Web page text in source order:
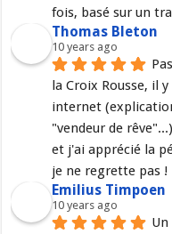
fois, basé sur un
Thomas Bleton
10 years ago
la Croix Rousse, il
internet
"vendeur de
et j'ai apprécié la
je ne regrette pas !
Emilius Timpoen
10 years ago